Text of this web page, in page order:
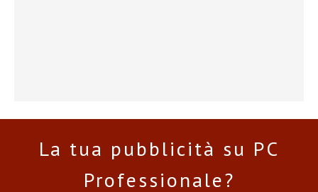
La tua pubblicità su PC
Professionale?